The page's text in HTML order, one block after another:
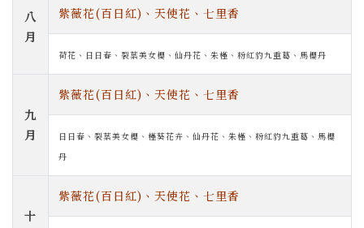
八
月
紫薇花(百日紅)、天使花、七里香
荷花、日日春、裂葉美女櫻、仙丹花、朱槿、粉紅豹九重葛、馬櫻丹
九
月
紫薇花(百日紅)、天使花、七里香
日日春、裂葉美女櫻、槿葵花卉、仙丹花、朱槿、粉紅豹九重葛、馬櫻
丹
十
紫薇花(百日紅)、天使花、七里香